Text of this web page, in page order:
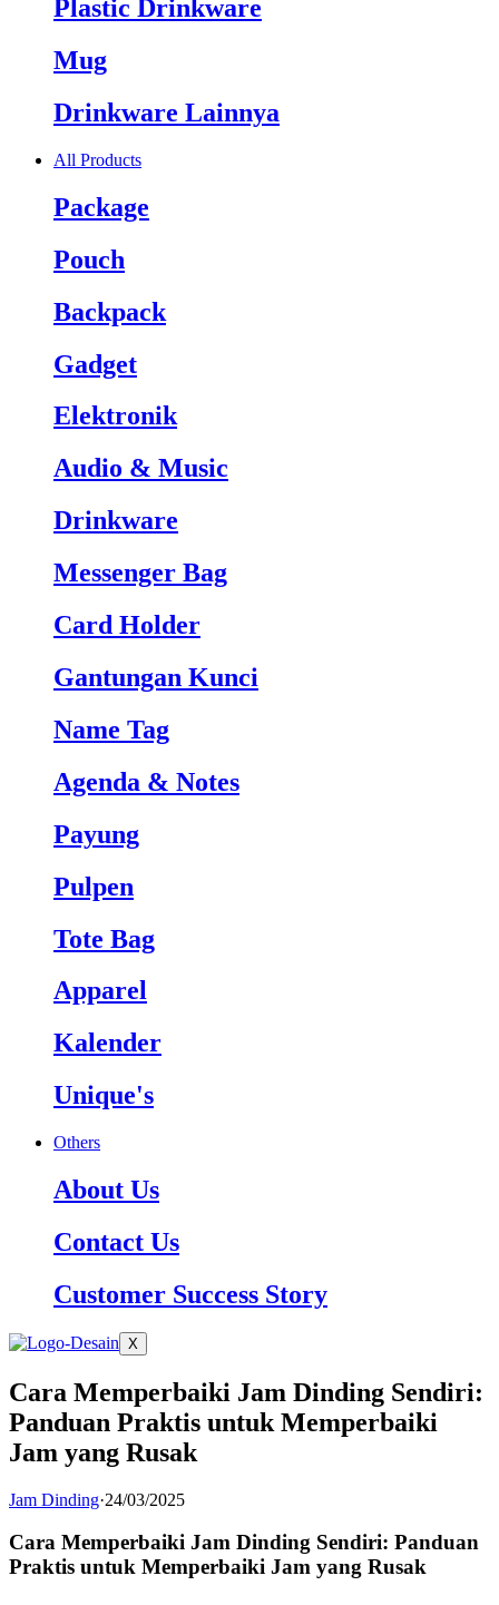
Plastic Drinkware
Mug
Drinkware Lainnya
All Products
Package
Pouch
Backpack
Gadget
Elektronik
Audio & Music
Drinkware
Messenger Bag
Card Holder
Gantungan Kunci
Name Tag
Agenda & Notes
Payung
Pulpen
Tote Bag
Apparel
Kalender
Unique's
Others
About Us
Contact Us
Customer Success Story
X
Cara Memperbaiki Jam Dinding Sendiri:
Panduan Praktis untuk Memperbaiki
Jam yang Rusak
Jam Dinding·24/03/2025
Cara Memperbaiki Jam Dinding Sendiri: Panduan
Praktis untuk Memperbaiki Jam yang Rusak